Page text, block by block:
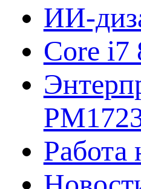
ИИ-
Core i7
Работа